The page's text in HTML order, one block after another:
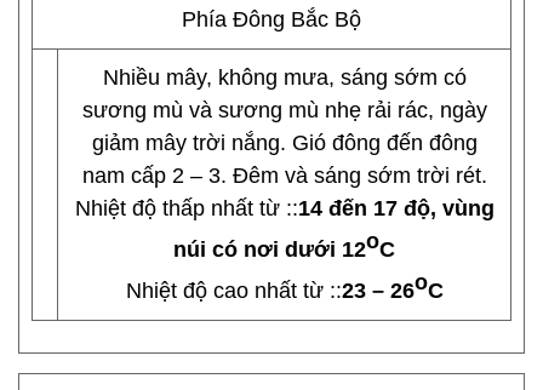
Phía Đông Bắc Bộ
Nhiều mây, không mưa, sáng sớm có
sương mù và sương mù nhẹ rải rác, ngày
giảm mây trời nắng. Gió đông đến đông
nam cấp 2 – 3. Đêm và sáng sớm trời rét.
Nhiệt độ thấp nhất từ ::14 đến 17 độ, vùng
núi có nơi dưới 12oC
Nhiệt độ cao nhất từ ::23 – 26oC